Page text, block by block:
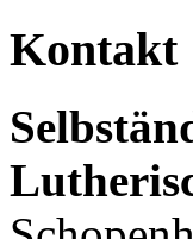
Kontakt